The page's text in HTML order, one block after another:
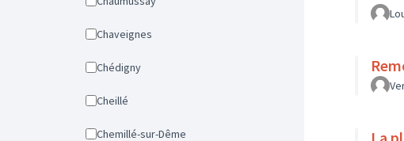
Chaveignes
Chédigny
Cheillé
Chemillé-sur-Dême